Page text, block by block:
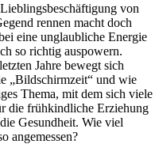
von
rennen macht doch
eine unglaubliche Energie
so richtig auspowern.
Jahre bewegt sich
„Bildschirmzeit“ und wie
Thema, mit dem sich viele
die frühkindliche Erziehung
Gesundheit. Wie viel
angemessen?